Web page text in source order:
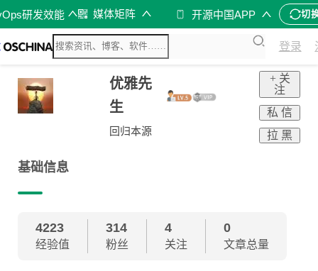
研发效能 媒体矩阵 开源中国APP 切
登录
优雅先
生
回归本源
+ 关
注
私 信
拉 黑
基础信息
4223
经验值
314
粉丝
4
关注
0
文章总量